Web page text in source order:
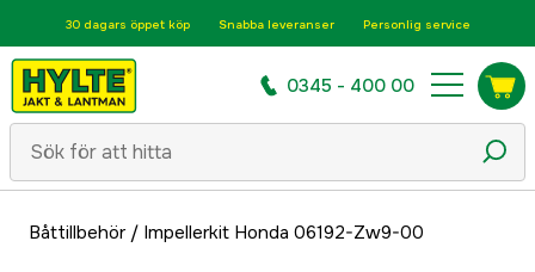
30 dagars öppet köp Snabba leveranser Personlig service
0345 - 400 00
Båttillbehör/ Impellerkit Honda 06192-Zw9-00